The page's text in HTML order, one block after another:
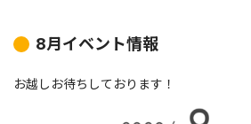
8月イベント情報
お越しお待ちしております！